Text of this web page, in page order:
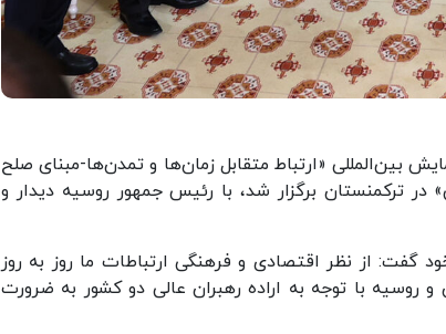
بین‌المللی «ارتباط متقابل زمان‌ها و تمدن‌ها-مبنای صلح
ترکمنستان برگزار شد، با رئیس جمهور روسیه دیدار و
گفت:‌ از نظر اقتصادی و فرهنگی ارتباطات ما روز به روز
با توجه به اراده رهبران عالی دو کشور به ضرورت